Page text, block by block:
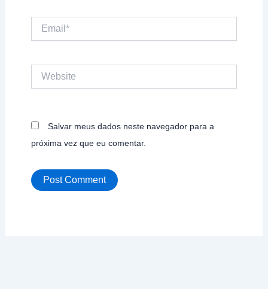
Email*
Salvar meus dados neste navegador para a
próxima vez que eu comentar.